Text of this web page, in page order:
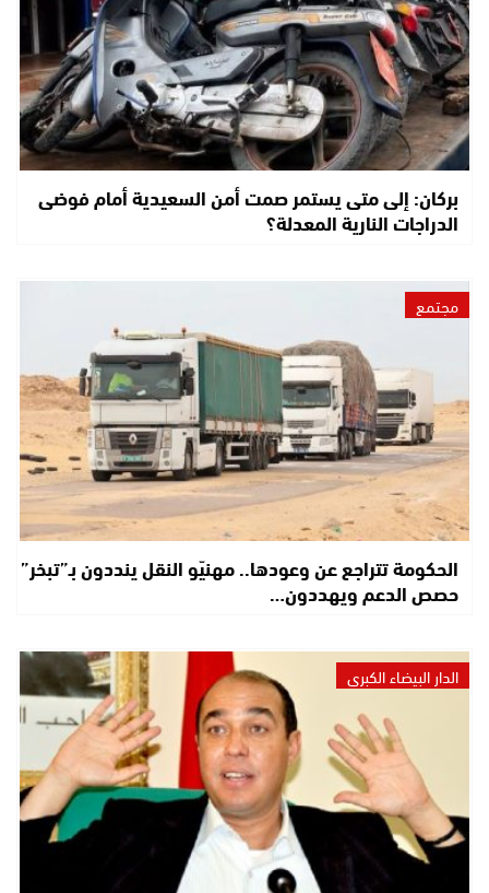
بركان: إلى متى يستمر صمت أمن السعيدية أمام فوضى
الدراجات النارية المعدلة؟
مجتمع
الحكومة تتراجع عن وعودها.. مهنيّو النقل ينددون بـ”تبخر”
حصص الدعم ويهددون…
الدار البيضاء الكبرى